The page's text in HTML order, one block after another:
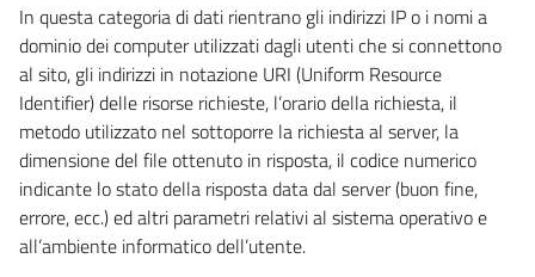
In questa categoria di dati rientrano gli indirizzi IP o i nomi a
dominio dei computer utilizzati dagli utenti che si connettono
al sito, gli indirizzi in notazione URI (Uniform Resource
Identifier) delle risorse richieste, l’orario della richiesta, il
metodo utilizzato nel sottoporre la richiesta al server, la
dimensione del file ottenuto in risposta, il codice numerico
indicante lo stato della risposta data dal server (buon fine,
errore, ecc.) ed altri parametri relativi al sistema operativo e
all’ambiente informatico dell’utente.